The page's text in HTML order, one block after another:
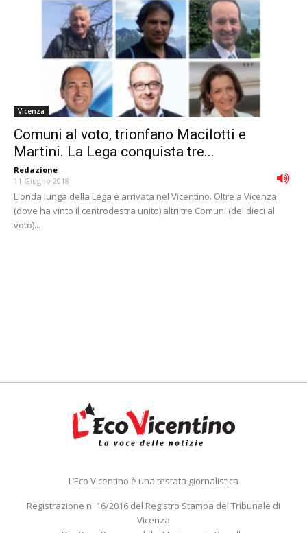
Vicenza
Comuni al voto, trionfano Macilotti e
Martini. La Lega conquista tre...
Redazione -
11 Giugno 2018
L'onda lunga della Lega è arrivata nel Vicentino. Oltre a Vicenza
(dove ha vinto il centrodestra unito) altri tre Comuni (dei dieci al
voto)...
L’Eco Vicentino è una testata giornalistica
Registrazione n. 16/2016 del Registro Stampa del Tribunale di
Vicenza